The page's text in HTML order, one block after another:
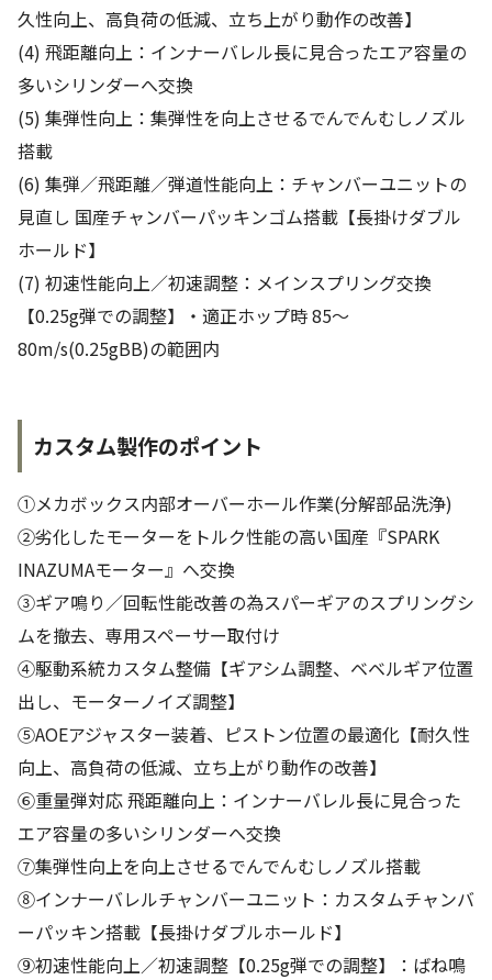
久性向上、高負荷の低減、立ち上がり動作の改善】
(4) 飛距離向上：インナーバレル長に見合ったエア容量の
多いシリンダーへ交換
(5) 集弾性向上：集弾性を向上させるでんでんむしノズル
搭載
(6) 集弾／飛距離／弾道性能向上：チャンバーユニットの
見直し 国産チャンバーパッキンゴム搭載【長掛けダブル
ホールド】
(7) 初速性能向上／初速調整：メインスプリング交換
【0.25g弾での調整】・適正ホップ時 85～
80m/s(0.25gBB)の範囲内
カスタム製作のポイント
①メカボックス内部オーバーホール作業(分解部品洗浄)
②劣化したモーターをトルク性能の高い国産『SPARK
INAZUMAモーター』へ交換
③ギア鳴り／回転性能改善の為スパーギアのスプリングシ
ムを撤去、専用スペーサー取付け
④駆動系統カスタム整備【ギアシム調整、ベベルギア位置
出し、モーターノイズ調整】
⑤AOEアジャスター装着、ピストン位置の最適化【耐久性
向上、高負荷の低減、立ち上がり動作の改善】
⑥重量弾対応 飛距離向上：インナーバレル長に見合った
エア容量の多いシリンダーへ交換
⑦集弾性向上を向上させるでんでんむしノズル搭載
⑧インナーバレルチャンバーユニット：カスタムチャンバ
ーパッキン搭載【長掛けダブルホールド】
⑨初速性能向上／初速調整【0.25g弾での調整】：ばね鳴